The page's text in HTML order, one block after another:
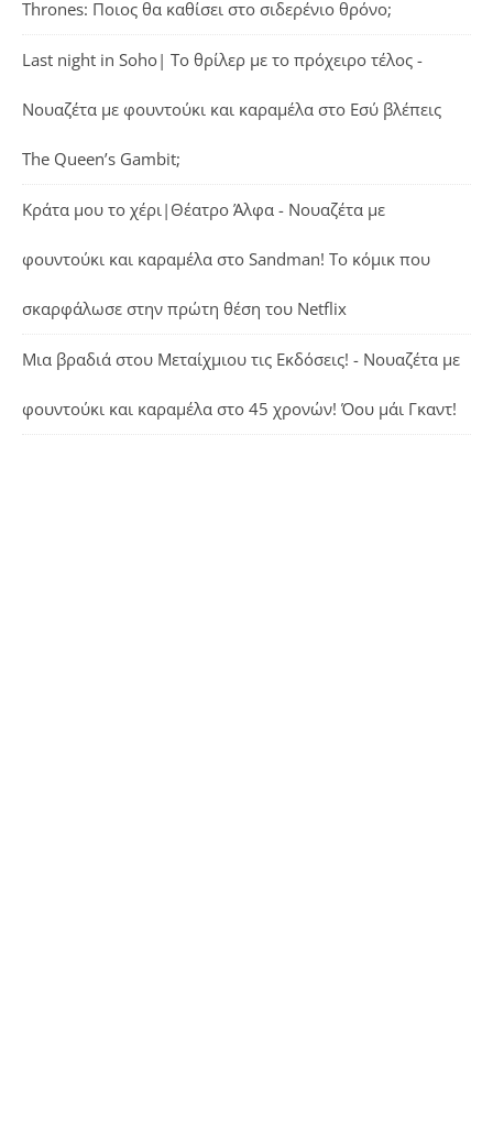
Thrones: Ποιος θα καθίσει στο σιδερένιο θρόνο;
Last night in Soho| Το θρίλερ με το πρόχειρο τέλος -
Νουαζέτα με φουντούκι και καραμέλα στο Εσύ βλέπεις
The Queen’s Gambit;
Κράτα μου το χέρι|Θέατρο Άλφα - Νουαζέτα με
φουντούκι και καραμέλα στο Sandman! Το κόμικ που
σκαρφάλωσε στην πρώτη θέση του Netflix
Μια βραδιά στου Μεταίχμιου τις Εκδόσεις! - Νουαζέτα με
φουντούκι και καραμέλα στο 45 χρονών! Όου μάι Γκαντ!